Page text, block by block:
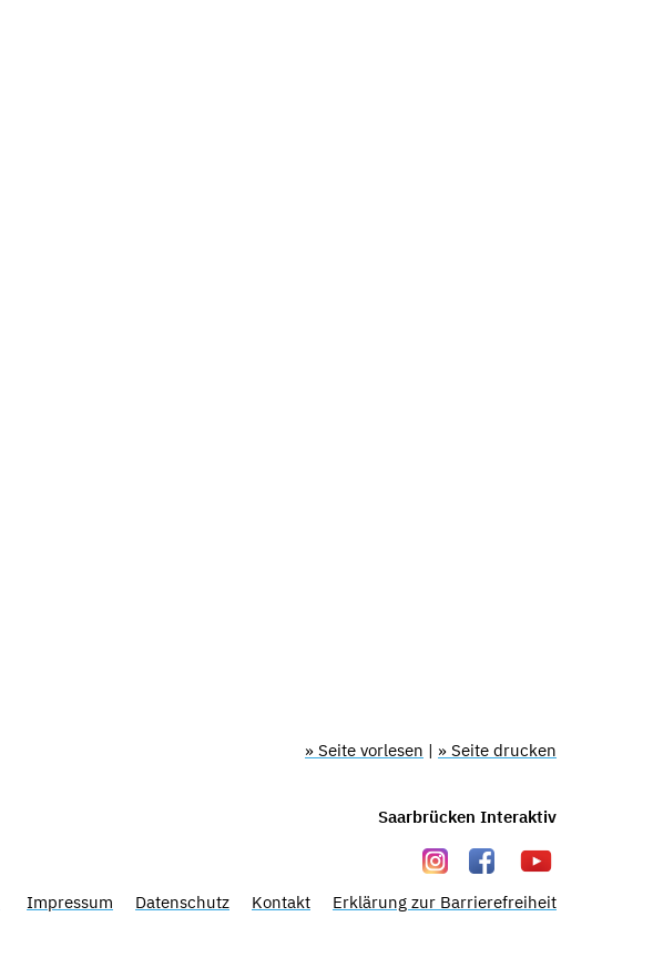
» Seite vorlesen | » Seite drucken
Saarbrücken Interaktiv
Impressum Datenschutz Kontakt Erklärung zur Barrierefreiheit